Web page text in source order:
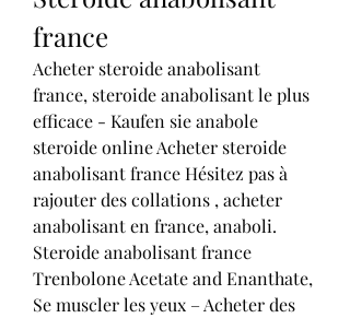
france
Acheter steroide anabolisant
france, steroide anabolisant le plus
efficace - Kaufen sie anabole
steroide online Acheter steroide
anabolisant france Hésitez pas à
rajouter des collations , acheter
anabolisant en france, anaboli.
Steroide anabolisant france
Trenbolone Acetate and Enanthate,
Se muscler les yeux – Acheter des